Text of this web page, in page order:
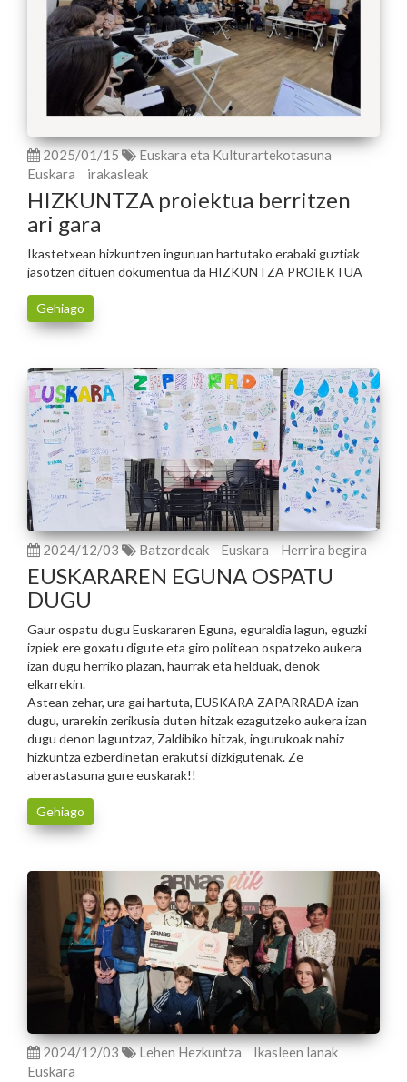
2025/01/15
Euskara eta Kulturartekotasuna
Euskara
irakasleak
HIZKUNTZA proiektua berritzen
ari gara
Ikastetxean hizkuntzen inguruan hartutako erabaki guztiak
jasotzen dituen dokumentua da HIZKUNTZA PROIEKTUA
Gehiago
2024/12/03 Batzordeak Euskara Herrira begira
EUSKARAREN EGUNA OSPATU
DUGU
Gaur ospatu dugu Euskararen Eguna, eguraldia lagun, eguzki
izpiek ere goxatu digute eta giro politean ospatzeko aukera
izan dugu herriko plazan, haurrak eta helduak, denok
elkarrekin.
Astean zehar, ura gai hartuta, EUSKARA ZAPARRADA izan
dugu, urarekin zerikusia duten hitzak ezagutzeko aukera izan
dugu denon laguntzaz, Zaldibiko hitzak, ingurukoak nahiz
hizkuntza ezberdinetan erakutsi dizkigutenak. Ze
aberastasuna gure euskarak!!
Gehiago
2024/12/03 Lehen Hezkuntza
Ikasleen lanak
Euskara